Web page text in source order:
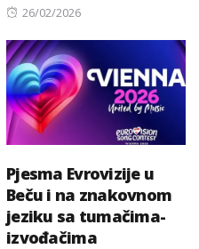
Posted
26/02/2026
Pjesma Evrovizije u
Beču i na znakovnom
jeziku sa tumačima-
izvođačima